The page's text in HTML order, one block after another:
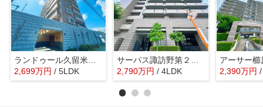
ランドゥール久留米サウスステージ☆仲介手数料無料☆
2,699万円 / 5LDK
2,790万円 / 4LDK 2,390万円